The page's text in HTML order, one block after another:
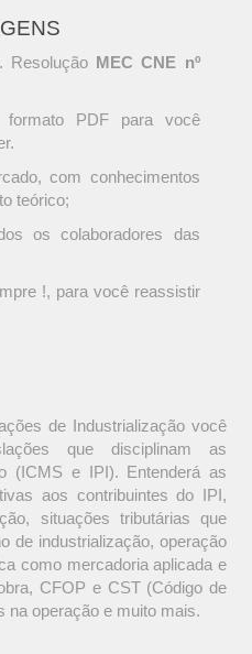
Resolução MEC CNE nº
PDF para você
com conhecimentos
teórico;
os colaboradores das
!, para você reassistir
de Industrialização você
que disciplinam as
(ICMS e IPI). Entenderá as
aos contribuintes do IPI,
situações tributárias que
de industrialização, operação
como mercadoria aplicada e
CFOP e CST (Código de
na operação e muito mais.